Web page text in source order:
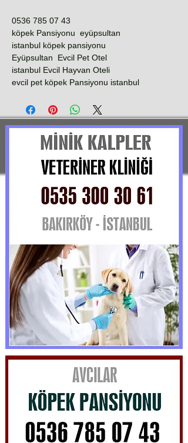
0536 785 07 43
köpek Pansiyonu eyüpsultan
istanbul köpek pansiyonu
Eyüpsultan Evcil Pet Otel
istanbul Evcil Hayvan Oteli
evcil pet köpek Pansiyonu istanbul